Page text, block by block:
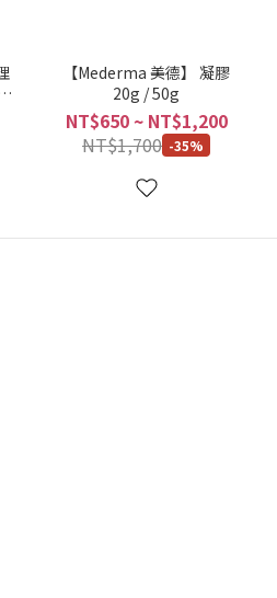
【Mederma 美德】 凝膠
20g / 50g
NT$650 ~ NT$1,200
NT$1,700 -35%